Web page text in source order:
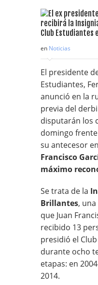
en Noticias
El presidente
Estudiantes,
anunció en la
previa del
disputarán los
domingo
su antecesor
Francisco
máximo
Se trata de la
Brillantes,
que Juan
recibido 13
presidió el
durante ocho
etapas: en
2014.